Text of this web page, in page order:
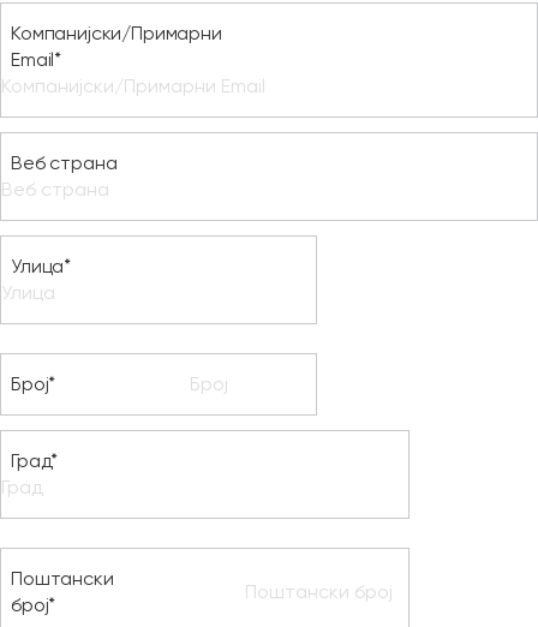
Компанијски/Примарни
Email*
Веб страна
Улица*
Број*
Град*
Поштански
број*